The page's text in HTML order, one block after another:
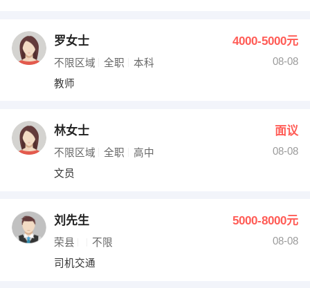
罗女士 4000-5000元
不限区域 全职 本科
08-08
教师
林女士 面议
不限区域 全职 高中
08-08
文员
刘先生 5000-8000元
荣县 不限
08-08
司机交通